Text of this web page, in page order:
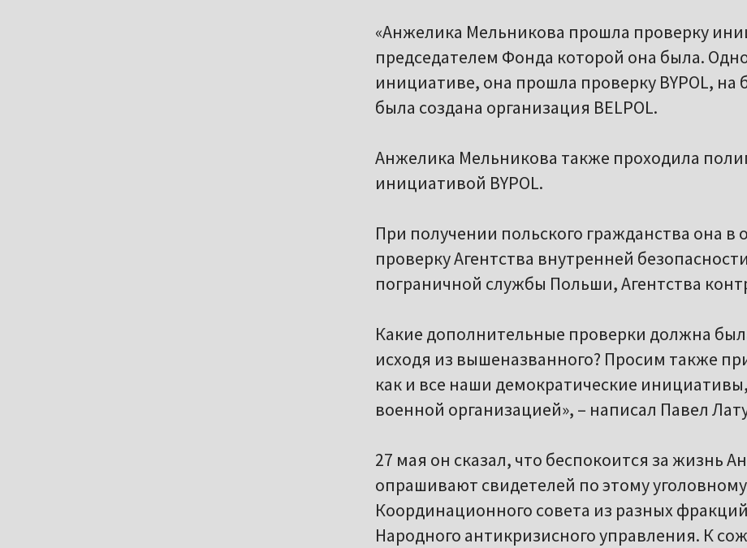
«Анжелика Мельникова прошла проверку
председателем Фонда которой она была.
инициативе, она прошла проверку BYPOL, на
была создана организация BELPOL.
Анжелика Мельникова также проходила
инициативой BYPOL.
При получении польского гражданства она
проверку Агентства внутренней
пограничной службы Польши, Агентства
Какие дополнительные проверки должна
исходя из вышеназванного? Просим также
как и все наши демократические
военной организацией», – написал Павел
27 мая он сказал, что беспокоится за жизнь
опрашивают свидетелей по этому
Координационного совета из разных
Народного антикризисного управления. К